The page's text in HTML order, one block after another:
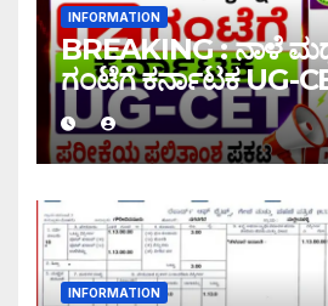
INFORMATION
BREAKING : ನಾಳೆ
ಗಂಟೆಗೆ ಕರ್ನಾಟಕ UG-
ಫಲಿತಾಂಶ ಪ್ರಕಟ |UG-
2026
INFORMATION